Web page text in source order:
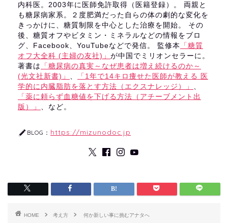
内科医。2003年に医師免許取得（医籍登録）。 両親と
も糖尿病家系。２度肥満だった自らの体の劇的な変化を
きっかけに、糖質制限を中心とした治療を開始。 その
後、糖質オフやビタミン・ミネラルなどの情報をブロ
グ、Facebook、YouTubeなどで発信。 監修本
「糖質
オフ大全科 (主婦の友社)」 が中国でミリオンセラーに。
著書は
「糖尿病の真実～なぜ患者は増え続けるのか～
(光文社新書)」 、
「1年で14キロ痩せた医師が教える 医
学的に内臓脂肪を落とす方法（エクスナレッジ）」 、
「薬に頼らず血糖値を下げる方法（アチーブメント出
版）」 、など。
BLOG： https://mizunodoc.jp
HOME 考え方 何か新しい事に挑むアナタへ